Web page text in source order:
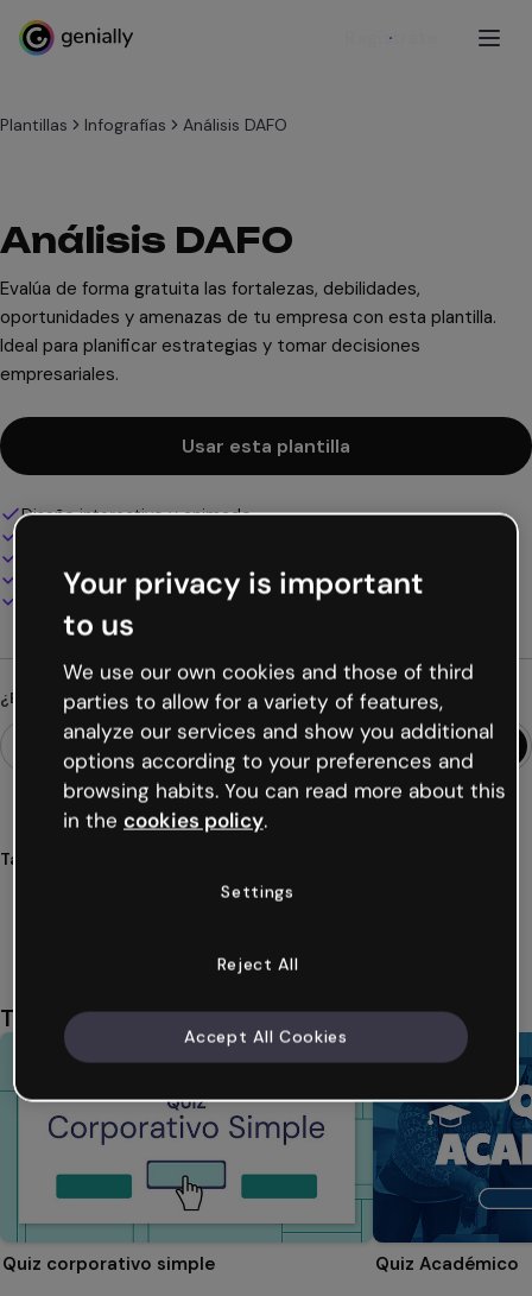
Regístrate
Plantillas Infografías Análisis DAFO
Análisis DAFO
Evalúa de forma gratuita las fortalezas, debilidades,
oportunidades y amenazas de tu empresa con esta plantilla.
Ideal para planificar estrategias y tomar decisiones
empresariales.
Usar esta plantilla
Diseño interactivo y animado
Presenta, comparte o publica online
Descarga en PDF, MP4 y otros formatos
¿Buscas algo diferente?
Tags
estrategias planificación
También te puede gustar
Quiz corporativo simple Quiz Académico
Your privacy is important
to us
We use our own cookies and those of third
parties to allow for a variety of features,
analyze our services and show you additional
options according to your preferences and
browsing habits. You can read more about this
in the cookies policy.
Settings
Reject All
Accept All Cookies